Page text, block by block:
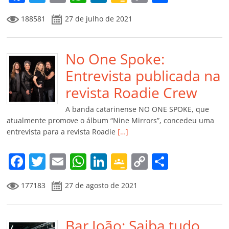
a
c
e
b
o
o
k
w
itt
er
m
ai
l
h
at
s
A
p
p
n
k
e
dI
n
o
o
gl
e
Cl
a
ss
ro
o
m
y
Li
n
k
p
til
h
ar
188581 27 de julho de 2021
No One Spoke:
Entrevista publicada na
revista Roadie Crew
A banda catarinense NO ONE SPOKE, que
atualmente promove o álbum “Nine Mirrors”, concedeu uma
entrevista para a revista Roadie […]
F
a
c
e
T
w
itt
er
E
m
ai
l
W
at
s
Li
n
k
e
G
o
o
gl
C
y p
177183 27 de agosto de 2021